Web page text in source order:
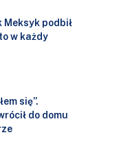
Meksyk podbił
w każdy
się”.
do domu